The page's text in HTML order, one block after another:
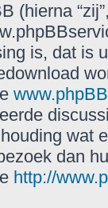
is, dat is
wat
dan
http://